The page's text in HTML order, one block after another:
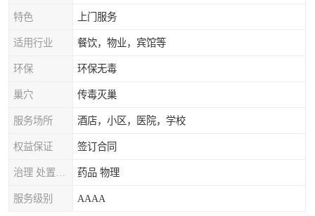
特色 上门服务
适用行业 餐饮，物业，宾馆等
环保 环保无毒
巢穴 传毒灭巢
服务场所 酒店，小区，医院，学校
权益保证 签订合同
药品 物理
服务级别 AAAA